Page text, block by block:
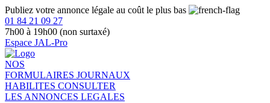
Publiez votre annonce légale au coût le plus bas
01 84 21 09 27
7h00 à 19h00 (non surtaxé)
Espace JAL-Pro
NOS
FORMULAIRES JOURNAUX
HABILITES CONSULTER
LES ANNONCES LEGALES